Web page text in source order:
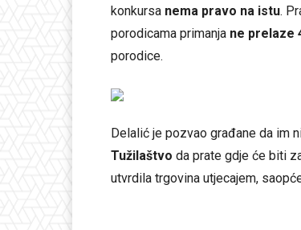
konkursa nema pravo na istu.
porodicama primanja ne prelaze
porodice.
Delalić je pozvao građane da im
Tužilaštvo da prate gdje će biti
utvrdila trgovina utjecajem,